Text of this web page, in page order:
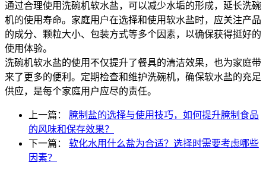
通过合理使用洗碗机软水盐，可以减少水垢的形成，延长洗碗
机的使用寿命。家庭用户在选择和使用软水盐时，应关注产品
的成分、颗粒大小、包装方式等多个因素，以确保获得挺好的
使用体验。
洗碗机软水盐的使用不仅提升了餐具的清洁效果，也为家庭带
来了更多的便利。定期检查和维护洗碗机，确保软水盐的充足
供应，是每个家庭用户应尽的责任。
上一篇： 腌制盐的选择与使用技巧，如何提升腌制食品
的风味和保存效果？
下一篇： 软化水用什么盐为合适？选择时需要考虑哪些
因素？